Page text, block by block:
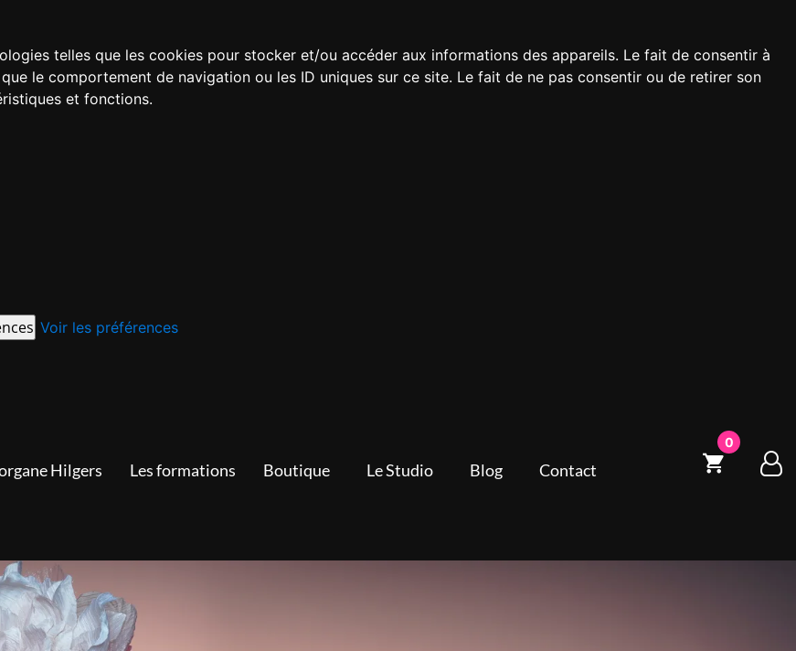
telles que les cookies pour stocker et/ou accéder aux informations des appareils. Le fait de consentir à
le comportement de navigation ou les ID uniques sur ce site. Le fait de ne pas consentir ou de retirer son
et fonctions.
Voir les préférences
Hilgers Les formations Boutique Le Studio Blog Contact
0